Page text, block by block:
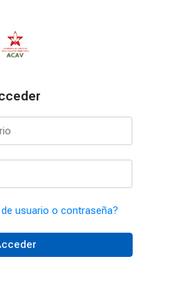
usuario o contraseña?